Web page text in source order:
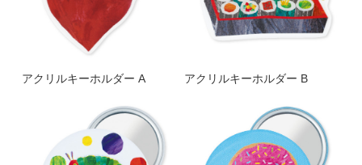
アクリルキーホルダー A アクリルキーホルダー B